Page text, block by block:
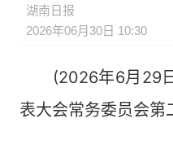
湖南日报
2026年06月30日 10:30
(2026年6月29日
表大会常务委员会第